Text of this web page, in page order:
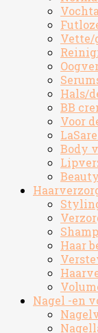
Vette/
Hals/
BB
Voor
Body
Haar
Nagel -en